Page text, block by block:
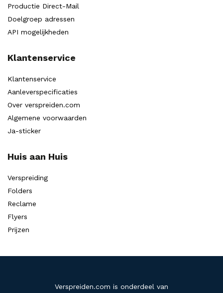
Productie Direct-Mail
Doelgroep adressen
API mogelijkheden
Klantenservice
Klantenservice
Aanleverspecificaties
Over verspreiden.com
Algemene voorwaarden
Ja-sticker
Huis aan Huis
Verspreiding
Folders
Reclame
Flyers
Prijzen
Verspreiden.com is onderdeel van